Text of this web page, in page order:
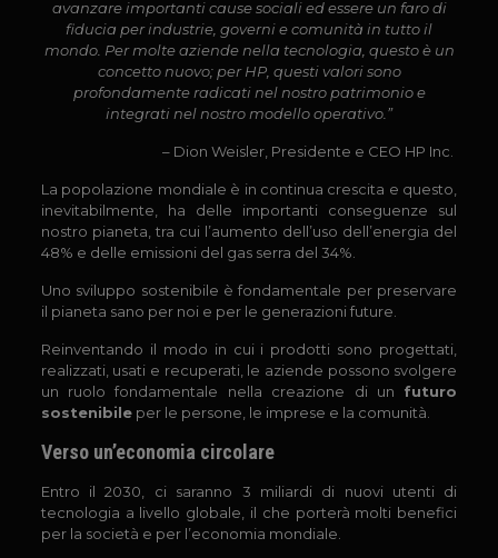
Newsletter
avanzare importanti cause sociali ed essere un faro di
fiducia per industrie, governi e comunità in tutto il
mondo. Per molte aziende nella tecnologia, questo è un
concetto nuovo; per HP, questi valori sono
profondamente radicati nel nostro patrimonio e
integrati nel nostro modello operativo.”
– Dion Weisler, Presidente e CEO HP Inc.
La popolazione mondiale è in continua crescita e questo,
inevitabilmente, ha delle importanti conseguenze sul
nostro pianeta, tra cui l’aumento dell’uso dell’energia del
48% e delle emissioni del gas serra del 34%.
Uno sviluppo sostenibile è fondamentale per preservare
il pianeta sano per noi e per le generazioni future.
Reinventando il modo in cui i prodotti sono progettati,
realizzati, usati e recuperati, le aziende possono svolgere
un ruolo fondamentale nella creazione di un futuro
sostenibileper le persone, le imprese e la comunità.
Verso un’economia circolare
Entro il 2030, ci saranno 3 miliardi di nuovi utenti di
tecnologia a livello globale, il che porterà molti benefici
per la società e per l’economia mondiale.